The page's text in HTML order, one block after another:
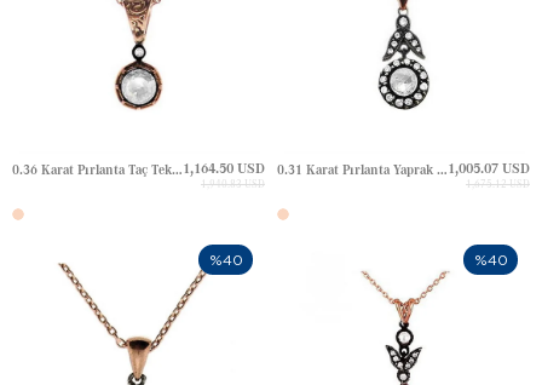
0.36 Karat Pırlanta Taç Tektaş Elmas Altın Kolye1,164.50 USD
1,940.83 USD
0.31 Karat Pırlanta Yaprak Halo Elmas Altın Kolye1,005.07 USD
1,675.12 USD
%40 %40